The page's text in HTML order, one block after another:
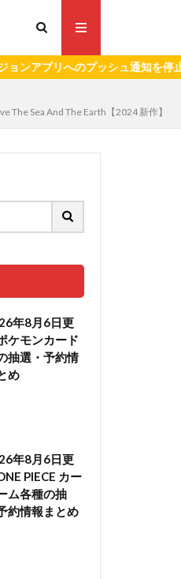
へのプッシュ通知を停止いたしま
The Sea And The Earth【2024 新作】
年8月6日更
ケモンカード
抽選・予約情
め
年8月6日更
PIECE カー
ム各種の抽
約情報まとめ